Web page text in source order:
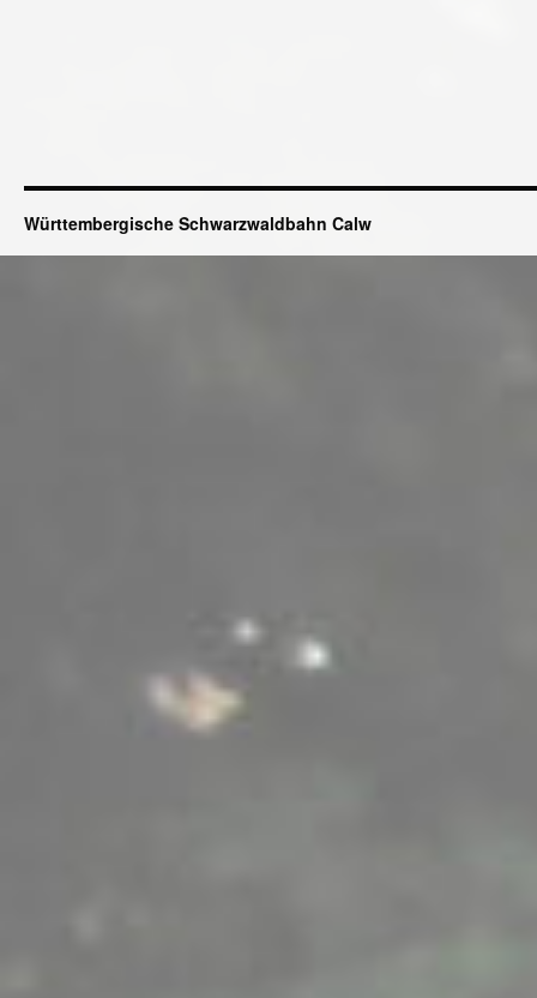
Württembergische Schwarzwaldbahn Calw